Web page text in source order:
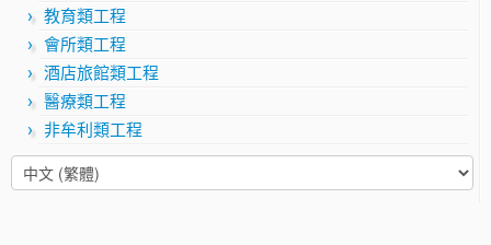
教育類工程
會所類工程
酒店旅館類工程
醫療類工程
非牟利類工程